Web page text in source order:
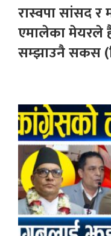
रास्वपा सांसद र
एमालेका मेयरले
सम्झाउनै सकस